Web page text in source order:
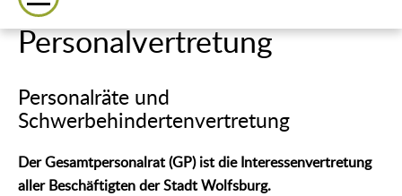
Personalvertretung
Personalräte und
Schwerbehindertenvertretung
Der Gesamtpersonalrat (GP) ist die Interessenvertretung
aller Beschäftigten der Stadt Wolfsburg.